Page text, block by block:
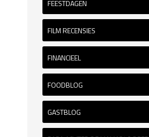
FEESTDAGEN
FILM RECENSIES
FINANCIEEL
FOODBLOG
GASTBLOG